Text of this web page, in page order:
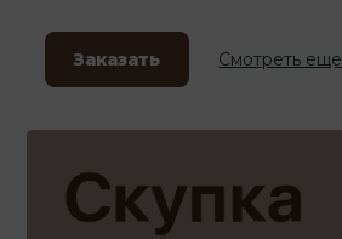
Заказать Смотреть еще